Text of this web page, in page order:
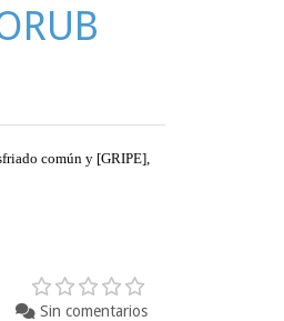
común y [GRIPE],
Sin comentarios